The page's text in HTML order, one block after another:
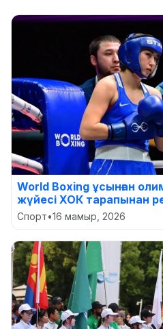
World Boxing ұсынған
жүйесі ХОК тарапынан
Спорт•16 мамыр, 2026